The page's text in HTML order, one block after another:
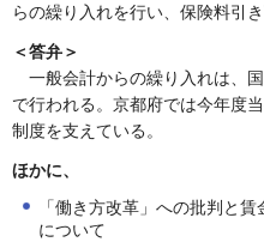
らの繰り入れを行い、保険料引
＜答弁＞
一般会計からの繰り入れは、
で行われる。京都府では今年度
制度を支えている。
ほかに、
「働き方改革」への批判と
について